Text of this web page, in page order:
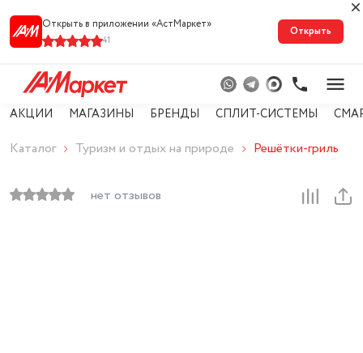
Открыть в приложении «АстМарке‪т‬»
41
Открыть
АКЦИИ МАГАЗИНЫ БРЕНДЫ СПЛИТ-СИСТЕМЫ
Каталог Туризм и отдых на природе Решётки-гриль
нет отзывов